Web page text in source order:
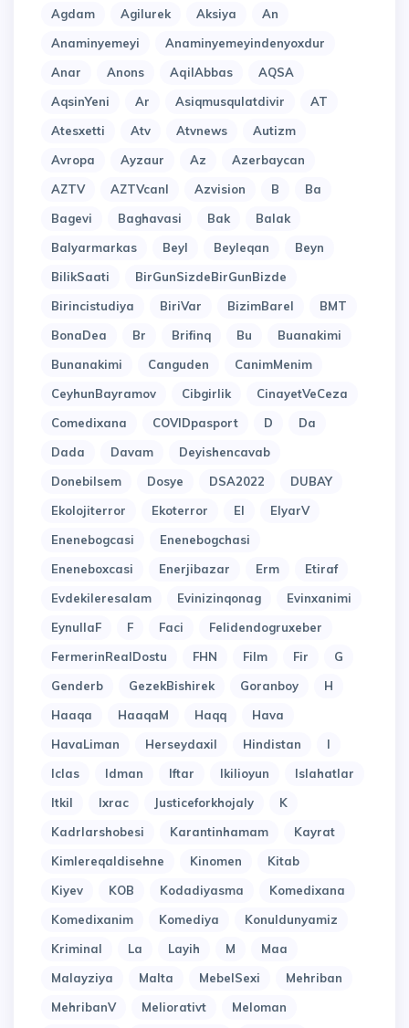
Agdam
Agilurek Aksiya
An
Anaminyemeyi
Anaminyemeyindenyoxdur
Anar
Anons AqilAbbas
AQSA
AqsinYeni
Ar Asiqmusqulatdivir
AT
Atesxetti
Atv Atvnews
Autizm
Avropa
Ayzaur Az
Azerbaycan
AZTV
AZTVcanl Azvision B
Ba
Bagevi
Baghavasi Bak
Balak
Balyarmarkas
Beyl Beyleqan
Beyn
BilikSaati
BirGunSizdeBirGunBizde
Birincistudiya
BiriVar BizimBarel
BMT
BonaDea
Br Brifinq Bu
Buanakimi
Bunanakimi
Canguden
CanimMenim
CeyhunBayramov
Cibgirlik
CinayetVeCeza
Comedixana
COVIDpasport D
Da
Dada
Davam
Deyishencavab
Donebilsem
Dosye DSA2022
DUBAY
Ekolojiterror
Ekoterror El
ElyarV
Enenebogcasi
Enenebogchasi
Eneneboxcasi
Enerjibazar Erm
Etiraf
Evdekileresalam
Evinizinqonag
Evinxanimi
EynullaF
F Faci
Felidendogruxeber
FermerinRealDostu
FHN Film Fir
G
Genderb
GezekBishirek Goranboy
H
Haaqa
HaaqaM Haqq
Hava
HavaLiman
Herseydaxil Hindistan
I
Iclas
Idman Iftar Ikilioyun
Islahatlar
Itkil
Ixrac Justiceforkhojaly
K
Kadrlarshobesi
Karantinhamam
Kayrat
Kimlereqaldisehne
Kinomen
Kitab
Kiyev
KOB Kodadiyasma
Komedixana
Komedixanim
Komediya
Konuldunyamiz
Kriminal
La Layih M
Maa
Malayziya
Malta MebelSexi
Mehriban
MehribanV
Meliorativt
Meloman